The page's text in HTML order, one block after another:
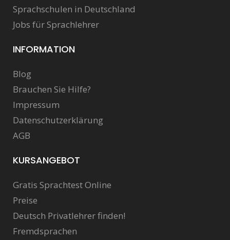
Sprachschulen in Deutschland
Jobs für Sprachlehrer
INFORMATION
Blog
Brauchen Sie Hilfe?
Impressum
Datenschutzerklärung
AGB
KURSANGEBOT
Gratis Sprachtest Online
Preise
Deutsch Privatlehrer finden!
Fremdsprachen